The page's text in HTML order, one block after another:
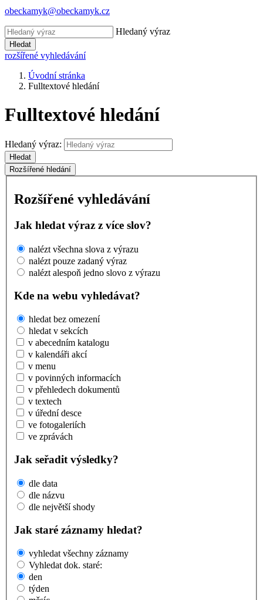
obeckamyk@obeckamyk.cz
Hledaný výraz
Hledat
rozšířené vyhledávání
Úvodní stránka
Fulltextové hledání
Fulltextové hledání
Hledaný výraz:
Hledat
Rozšířené hledání
Rozšířené vyhledávání
Jak hledat výraz z více slov?
nalézt všechna slova z výrazu
nalézt pouze zadaný výraz
nalézt alespoň jedno slovo z výrazu
Kde na webu vyhledávat?
hledat bez omezení
hledat v sekcích
v abecedním katalogu
v kalendáři akcí
v menu
v povinných informacích
v přehledech dokumentů
v textech
v úřední desce
ve fotogaleriích
ve zprávách
Jak seřadit výsledky?
dle data
dle názvu
dle největší shody
Jak staré záznamy hledat?
vyhledat všechny záznamy
Vyhledat dok. staré:
den
týden